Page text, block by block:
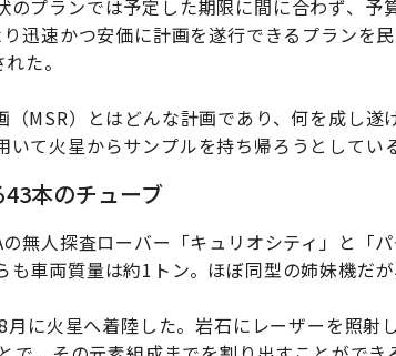
のプランでは予定した期限に間に合わず、予
迅速かつ安価に計画を遂行できるプランを
た。
（MSR）とはどんな計画であり、何を成し
いて火星からサンプルを持ち帰ろうとしてい
本のチューブ
無人探査ローバー「キュリオシティ」と「
車両質量は約1トン。ほぼ同型の姉妹機だ
に火星へ着陸した。岩石にレーザーを照射